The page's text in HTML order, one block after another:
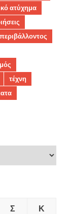
ατύχημα
τέχνη
Σ Κ